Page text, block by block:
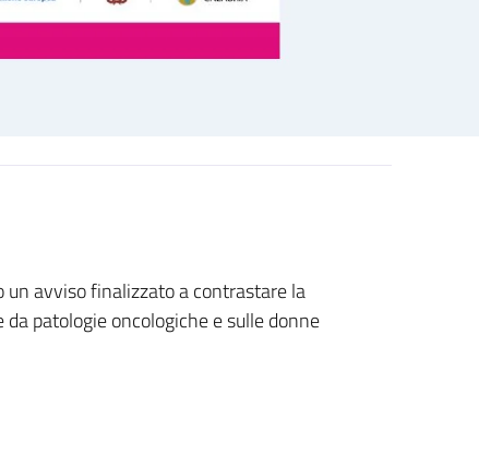
un avviso finalizzato a contrastare la
patologie oncologiche e sulle donne